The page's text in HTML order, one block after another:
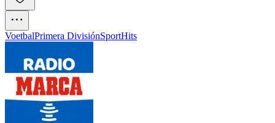
VoetbalPrimera DivisiónSportHits